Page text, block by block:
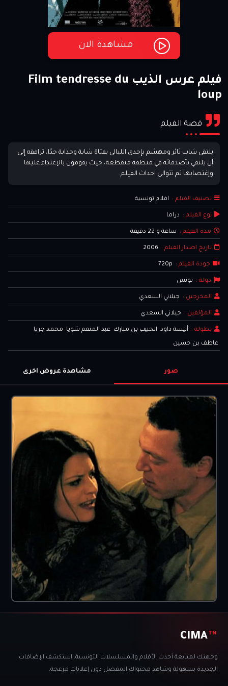
مشاهدة الان
فيلم عرس الذيب Film tendresse du
loup
قصة الفيلم
يلتقي شاب ثائر ومهشم بإحدى الليالي بفتاة شابة وجذابة جدًا، ترافقه إلى
أن يلتقي بأصدقائه في منطقة منقطعة، حيث يقومون بالإعتداء عليها
وإغتصابها ثم تتوالى احداث الفيلم.
تصنيف الفيلم : افلام تونسية
نوع الفيلم : دراما
مدة الفيلم : ساعة و 22 دقيقة
تاريخ اصدار الفيلم : 2006
جودة الفيلم : 720p
دولة : تونس
المخرجين : جيلاني السعدي
المؤلفين : جيلاني السعدي
بطولة : أنيسة داود الحبيب بن مبارك عبد المنعم شويا محمد جريا
عاطف بن حسين
صور مشاهدة عروض اخرى
CIMATN
وجهتك لمتابعة أحدث الأفلام والمسلسلات التونسية. استكشف الإضافات
الجديدة بسهولة وشاهد محتواك المفضل دون إعلانات مزعجة.